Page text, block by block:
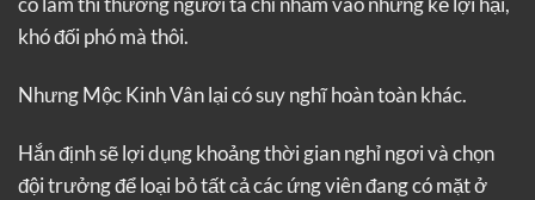
khó đối phó mà thôi.
Nhưng Mộc Kinh Vân lại có suy nghĩ hoàn toàn khác.
Hắn định sẽ lợi dụng khoảng thời gian nghỉ ngơi và chọn
đội trưởng để loại bỏ tất cả các ứng viên đang có mặt ở